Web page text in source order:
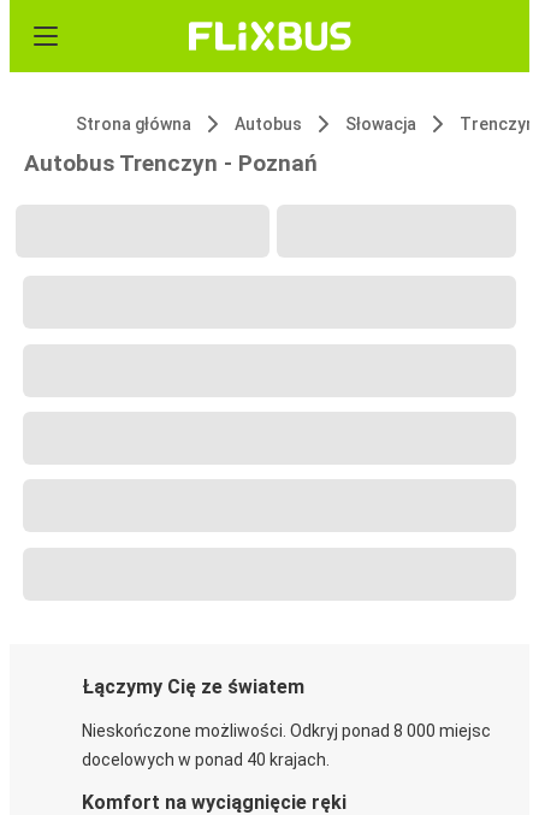
Strona główna Autobus Słowacja Trenczyn
Autobus Trenczyn - Poznań
Łączymy Cię ze światem
Nieskończone możliwości. Odkryj ponad 8 000 miejsc
docelowych w ponad 40 krajach.
Komfort na wyciągnięcie ręki